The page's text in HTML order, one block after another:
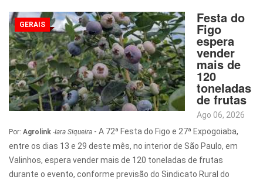
GERAIS Festa do
Figo
espera
vender
mais de
120
toneladas
de frutas
Ago 06, 2026
Por: Agrolink -Iara Siqueira - A 72ª Festa do Figo e 27ª Expogoiaba,
entre os dias 13 e 29 deste mês, no interior de São Paulo, em
Valinhos, espera vender mais de 120 toneladas de frutas
durante o evento, conforme previsão do Sindicato Rural do